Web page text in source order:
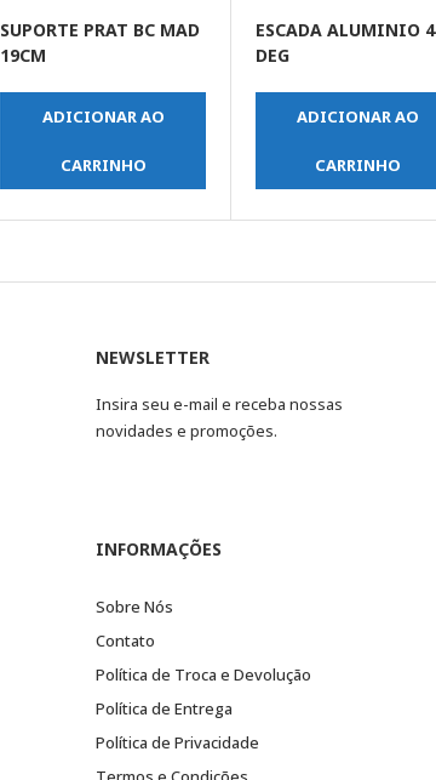
SUPORTE PRAT BC MAD
19CM
ADICIONAR AO
CARRINHO
ESCADA ALUMINIO 4
DEG
ADICIONAR AO
CARRINHO
NEWSLETTER
Insira seu e-mail e receba nossas
novidades e promoções.
INFORMAÇÕES
Sobre Nós
Contato
Política de Troca e Devolução
Política de Entrega
Política de Privacidade